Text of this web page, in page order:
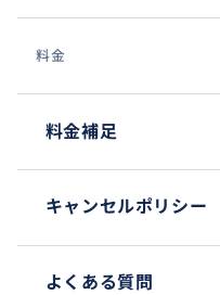
料金
料金補足
キャンセルポリシー
よくある質問